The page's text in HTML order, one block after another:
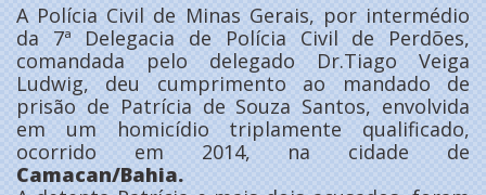
A Polícia Civil de Minas Gerais, por intermédio
da 7ª Delegacia de Polícia Civil de Perdões,
comandada pelo delegado Dr.Tiago Veiga
Ludwig, deu cumprimento ao mandado de
prisão de Patrícia de Souza Santos, envolvida
em um homicídio triplamente qualificado,
ocorrido em 2014, na cidade de
Camacan/Bahia.